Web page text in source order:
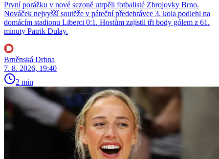
První porážku v nové sezoně utrpěli fotbalisté Zbrojovky Brno.
Nováček nejvyšší soutěže v páteční předehrávce 3. kola podlehl na
domácím stadionu Liberci 0:1. Hostům zajistil tři body gólem z 61.
minuty Patrik Dulay.
Brněnská Drbna
7. 8. 2026, 19:40
2 min